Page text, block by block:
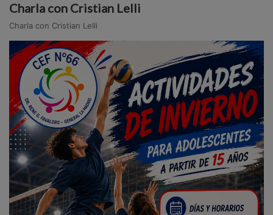
Charla con Cristian Lelli
Charla con Cristian Lelli